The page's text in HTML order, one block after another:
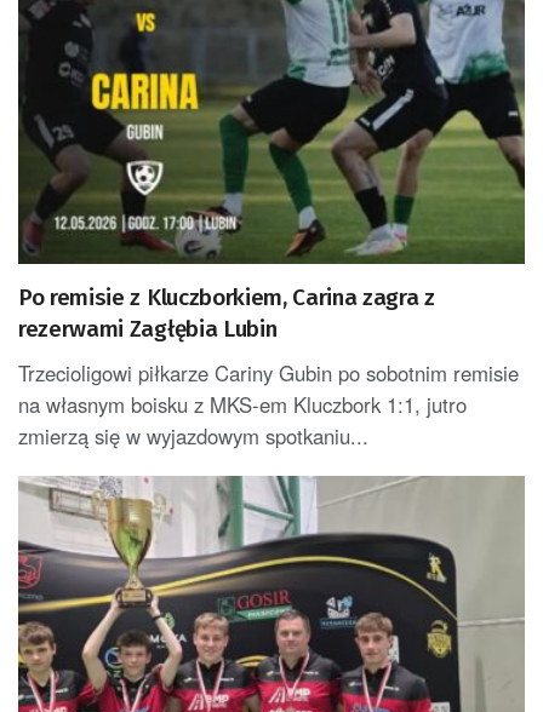
Po remisie z Kluczborkiem, Carina zagra z
rezerwami Zagłębia Lubin
Trzecioligowi piłkarze Cariny Gubin po sobotnim remisie
na własnym boisku z MKS-em Kluczbork 1:1, jutro
zmierzą się w wyjazdowym spotkaniu...